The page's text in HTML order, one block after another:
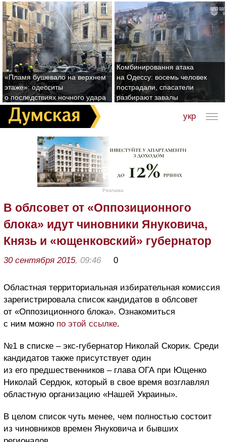
«Пламя бушевало на верхнем
этаже»: одесситы
о последствиях ночного удара
Комбинировання атака
на Одессу: восемь человек
пострадали, спасатели
разбирают завалы
укр
Реклама
В облсовет от «Оппозиционного
блока» идут чиновники Януковича,
Князь и «ющенковский» губернатор
30 сентября 2015, 09:46 0
Областная территориальная избирательная комиссия
зарегистрировала список кандидатов в облсовет
от «Оппозиционного блока». Ознакомиться
с ним можно по этой ссылке.
№1 в списке – экс-губернатор Николай Скорик. Среди
кандидатов также присутствует один
из его предшественников – глава ОГА при Ющенко
Николай Сердюк, который в свое время возглавлял
областную организацию «Нашей Украины».
В целом список чуть менее, чем полностью состоит
из чиновников времен Януковича и бывших